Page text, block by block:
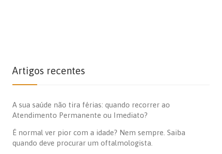
Artigos recentes
A sua saúde não tira férias: quando recorrer ao
Atendimento Permanente ou Imediato?
É normal ver pior com a idade? Nem sempre. Saiba
quando deve procurar um oftalmologista.